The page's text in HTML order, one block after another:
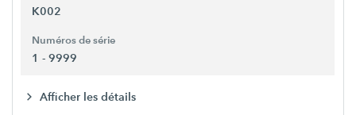
K002
Numéros de série
1 - 9999
Afficher les détails